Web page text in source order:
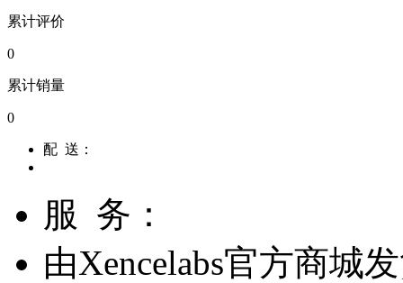
累计评价
0
累计销量
0
配 送：
服 务：
由Xencelabs官方商城